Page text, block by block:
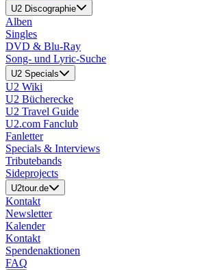
U2 Discographie
Alben
Singles
DVD & Blu-Ray
Song- und Lyric-Suche
U2 Specials
U2 Wiki
U2 Bücherecke
U2 Travel Guide
U2.com Fanclub
Fanletter
Specials & Interviews
Tributebands
Sideprojects
U2tour.de
Kontakt
Newsletter
Kalender
Kontakt
Spendenaktionen
FAQ